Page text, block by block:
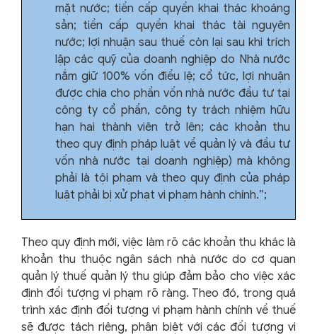
mặt nước; tiền cấp quyền khai thác khoáng
sản; tiền cấp quyền khai thác tài nguyên
nước; lợi nhuận sau thuế còn lại sau khi trích
lập các quỹ của doanh nghiệp do Nhà nước
nắm giữ 100% vốn điều lệ; cổ tức, lợi nhuận
được chia cho phần vốn nhà nước đầu tư tại
công ty cổ phần, công ty trách nhiệm hữu
hạn hai thành viên trở lên; các khoản thu
theo quy định pháp luật về quản lý và đầu tư
vốn nhà nước tại doanh nghiệp) mà không
phải là tội phạm và theo quy định của pháp
luật phải bị xử phạt vi phạm hành chính.”;
Theo quy định mới, việc làm rõ các khoản thu khác là
khoản thu thuộc ngân sách nhà nước do cơ quan
quản lý thuế quản lý thu giúp đảm bảo cho việc xác
định đối tượng vi phạm rõ ràng. Theo đó, trong quá
trình xác định đối tượng vi phạm hành chính về thuế
sẽ được tách riêng, phân biệt với các đối tượng vi